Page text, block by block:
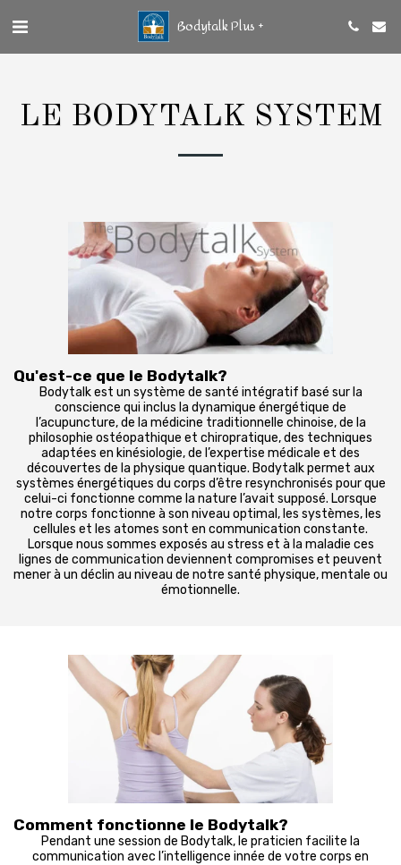
Bodytalk Plus +
LE BODYTALK SYSTEM
Qu'est-ce que le Bodytalk?
Bodytalk est un système de santé intégratif basé sur la
conscience qui inclus la dynamique énergétique de
l’acupuncture, de la médicine traditionnelle chinoise, de la
philosophie ostéopathique et chiropratique, des techniques
adaptées en kinésiologie, de l’expertise médicale et des
découvertes de la physique quantique. Bodytalk permet aux
systèmes énergétiques du corps d’être resynchronisés pour que
celui-ci fonctionne comme la nature l’avait supposé. Lorsque
notre corps fonctionne à son niveau optimal, les systèmes, les
cellules et les atomes sont en communication constante.
Lorsque nous sommes exposés au stress et à la maladie ces
lignes de communication deviennent compromises et peuvent
mener à un déclin au niveau de notre santé physique, mentale ou
émotionnelle.
Comment fonctionne le Bodytalk?
Pendant une session de Bodytalk, le praticien facilite la
communication avec l’intelligence innée de votre corps en